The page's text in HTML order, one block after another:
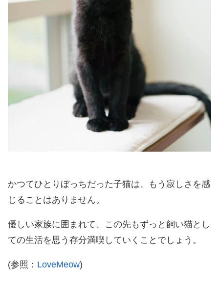
かつてひとりぼっちだった子猫は、もう寂しさを感
じることはありません。
優しい家族に囲まれて、この先もずっと飼い猫とし
ての生活を思う存分満喫していくことでしょう。
(参照： LoveMeow)